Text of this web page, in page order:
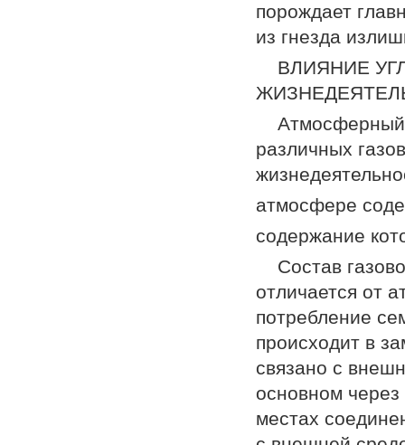
порождает
из гнезда
ВЛИЯНИЕ
Атмосферный
различных
атмосфере
содержание
Состав
отличается от
потребление
происходит в
связано с
основном
местах